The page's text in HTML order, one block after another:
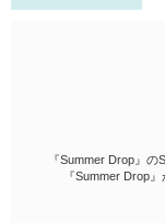
『Summer Drop』
『Summer Drop